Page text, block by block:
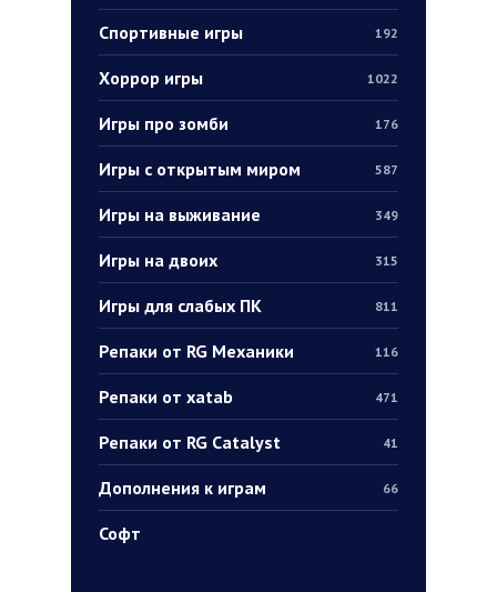
Спортивные игры 192
Хоррор игры 1022
Игры про зомби 176
Игры с открытым миром 587
Игры на выживание 349
Игры на двоих 315
Игры для слабых ПК 811
Репаки от RG Механики 116
Репаки от xatab 471
Репаки от RG Catalyst 41
Дополнения к играм 66
Софт